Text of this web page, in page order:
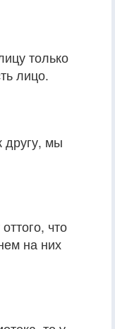
только
лицо.
другу, мы
что
на них